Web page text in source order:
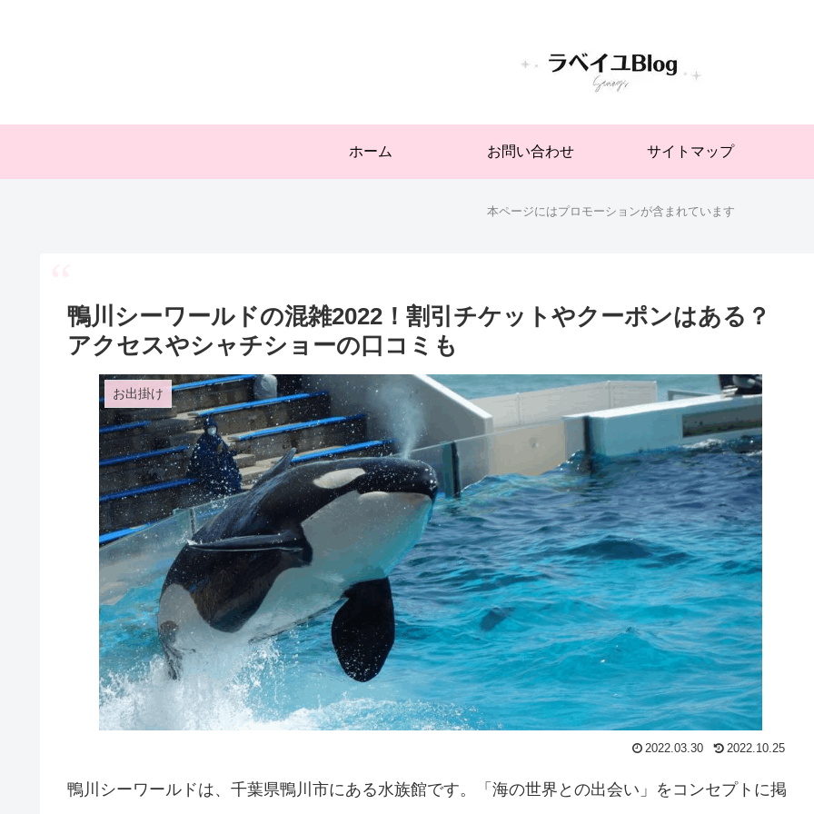
ホーム お問い合わせ サイトマップ
本ページにはプロモーションが含まれています
鴨川シーワールドの混雑2022！割引チケットやクーポンはある？
アクセスやシャチショーの口コミも
お出掛け
2022.03.30 2022.10.25
鴨川シーワールドは、千葉県鴨川市にある水族館です。「海の世界との出会い」をコンセプトに掲